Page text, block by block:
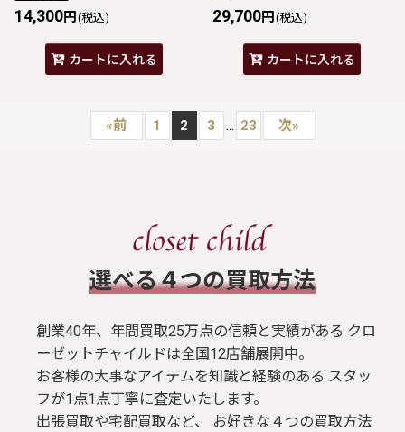
14,300円 (税込)
カートに入れる
29,700円 (税込)
カートに入れる
«前 1 2 3 ... 23 次»
​選べる４つの買取方法
創業40年、年間買取25万点の信頼と実績がある クロ
ーゼットチャイルドは全国12店舗展開中。
お客様の大事なアイテムを知識と経験のある スタッ
フが1点1点丁寧に査定いたします。
出張買取や宅配買取など、 お好きな４つの買取方法